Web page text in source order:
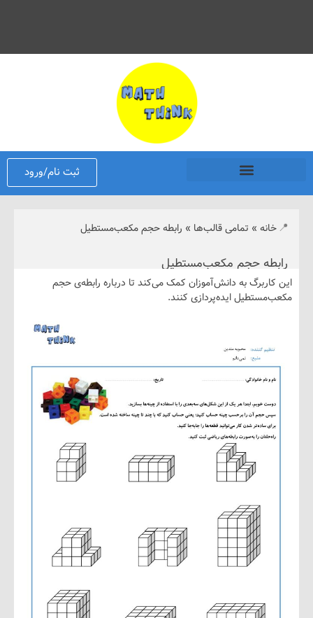
ثبت نام/ورود
تمامی قالب‌ها»رابطه حجم مکعب‌مستطیل
حجم مکعب‌مستطیل
به دانش‌آموزان کمک می‌کند تا درباره رابطه‌ی حجم
ایده‌پردازی کنند.